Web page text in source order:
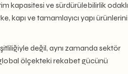
kapasitesi ve sürdürülebilirlik odaklı
kapı ve tamamlayıcı yapı ürünlerini
değil, aynı zamanda sektör
global ölçekteki rekabet gücünü